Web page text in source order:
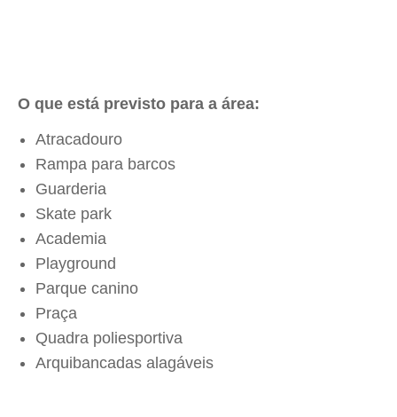
O que está previsto para a área:
Atracadouro
Rampa para barcos
Guarderia
Skate park
Academia
Playground
Parque canino
Praça
Quadra poliesportiva
Arquibancadas alagáveis